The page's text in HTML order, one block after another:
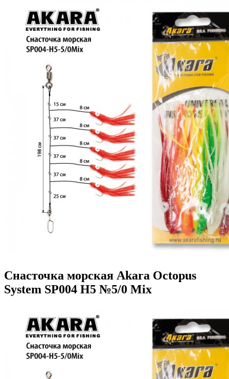
Снасточка морская Akara Octopus
System SP004 H5 №5/0 Mix